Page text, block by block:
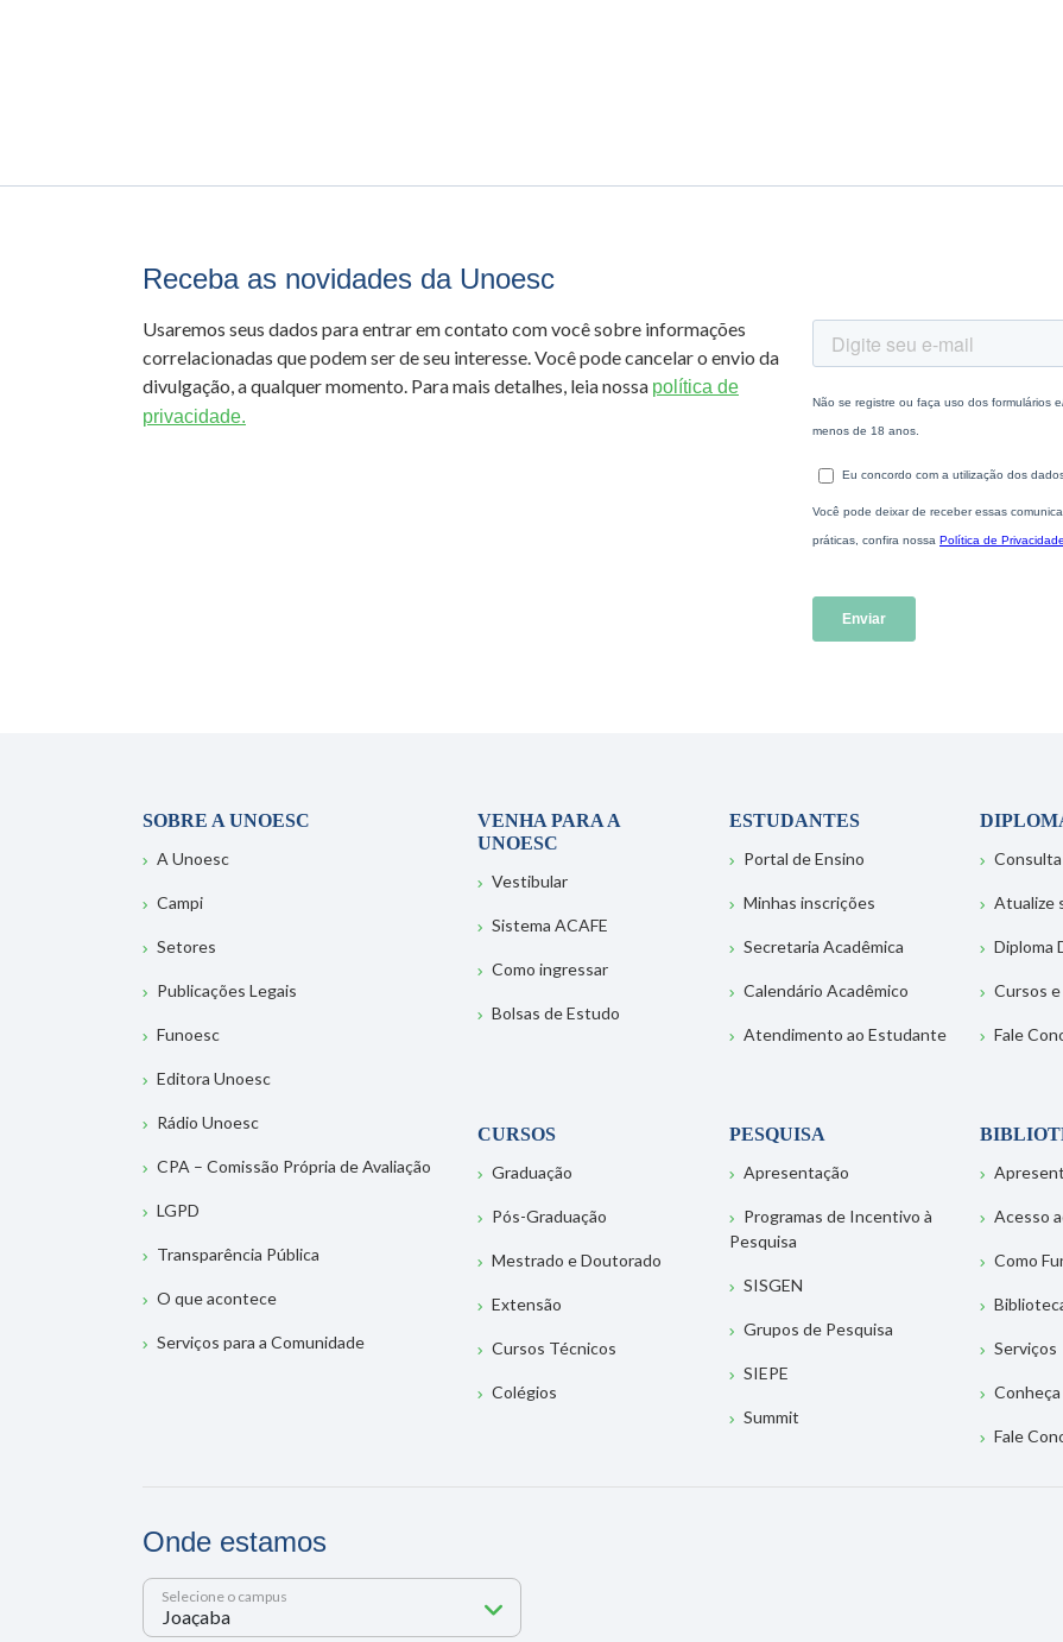
Receba as novidades da Unoesc
Usaremos seus dados para entrar em contato com você sobre informações
correlacionadas que podem ser de seu interesse. Você pode cancelar o envio da
divulgação, a qualquer momento. Para mais detalhes, leia nossa política de
privacidade.
SOBRE A UNOESC
A Unoesc
Campi
Setores
Publicações Legais
Funoesc
Editora Unoesc
Rádio Unoesc
CPA – Comissão Própria de Avaliação
LGPD
Transparência Pública
O que acontece
Serviços para a Comunidade
VENHA PARA A
UNOESC
Vestibular
Sistema ACAFE
Como ingressar
Bolsas de Estudo
ESTUDANTES
Portal de Ensino
Minhas inscrições
Secretaria Acadêmica
Calendário Acadêmico
Atendimento ao Estudante
Atualize
Diploma
Cursos
Fale
CURSOS
Graduação
Pós-Graduação
Mestrado e Doutorado
Extensão
Cursos Técnicos
Colégios
PESQUISA
Apresentação
Programas de Incentivo à
Pesquisa
SISGEN
Grupos de Pesquisa
SIEPE
Summit
Acesso
Como
Serviços
Fale
Onde estamos
Selecione o campus